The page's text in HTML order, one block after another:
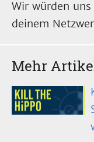
Wir würden
deinem
Mehr